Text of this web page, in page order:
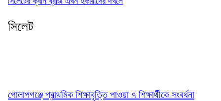
সিলেট
গোলাপগঞ্জে প্রাথমিক শিক্ষাবৃত্তি পাওয়া ৭ শিক্ষার্থীকে সংবর্ধনা